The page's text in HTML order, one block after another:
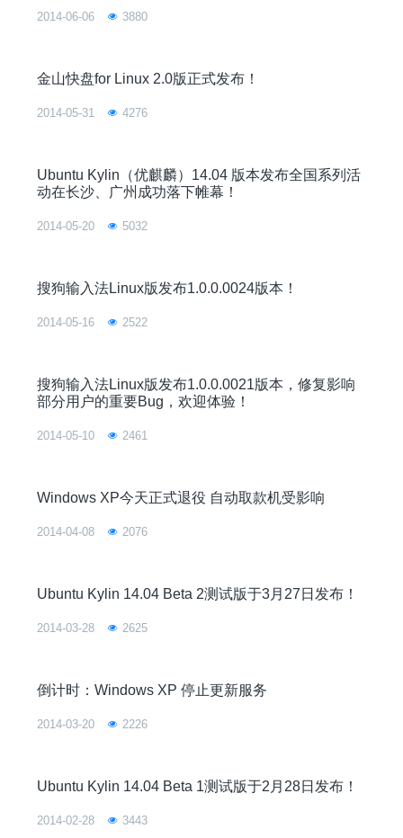
2014-06-06 3880
金山快盘for Linux 2.0版正式发布！
2014-05-31 4276
Ubuntu Kylin（优麒麟）14.04 版本发布全国系列活
动在长沙、广州成功落下帷幕！
2014-05-20 5032
搜狗输入法Linux版发布1.0.0.0024版本！
2014-05-16 2522
搜狗输入法Linux版发布1.0.0.0021版本，修复影响
部分用户的重要Bug，欢迎体验！
2014-05-10 2461
Windows XP今天正式退役 自动取款机受影响
2014-04-08 2076
Ubuntu Kylin 14.04 Beta 2测试版于3月27日发布！
2014-03-28 2625
倒计时：Windows XP 停止更新服务
2014-03-20 2226
Ubuntu Kylin 14.04 Beta 1测试版于2月28日发布！
2014-02-28 3443